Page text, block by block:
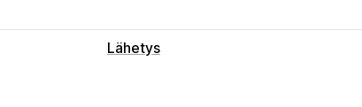
Lähetys